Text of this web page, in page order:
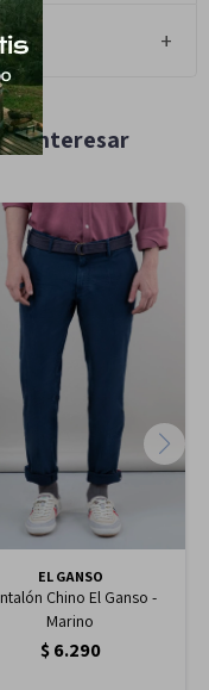
interesar
EL GANSO
Chino El Ganso -
Marino
$ 6.290